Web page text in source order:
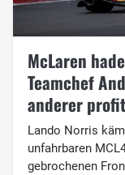
McLaren
Teamchef
anderer
Lando Norris
unfahrbaren
gebrochenen